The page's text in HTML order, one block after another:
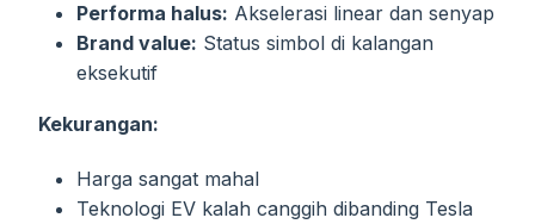
Performa halus: Akselerasi linear dan senyap
Brand value: Status simbol di kalangan
eksekutif
Kekurangan:
Harga sangat mahal
Teknologi EV kalah canggih dibanding Tesla